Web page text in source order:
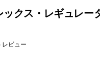
クス・レギュレー
レビュー